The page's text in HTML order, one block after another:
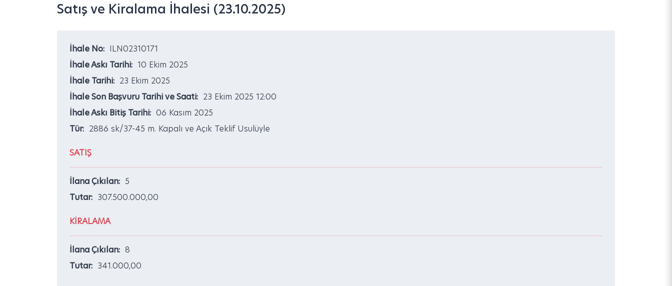
Satış ve Kiralama İhalesi (23.10.2025)
İhale No: ILN02310171
İhale Askı Tarihi: 10 Ekim 2025
İhale Tarihi: 23 Ekim 2025
İhale Son Başvuru Tarihi ve Saati: 23 Ekim 2025 12:00
İhale Askı Bitiş Tarihi: 06 Kasım 2025
Tür: 2886 sk/37-45 m. Kapalı ve Açık Teklif Usulüyle
SATIŞ
İlana Çıkılan: 5
Tutar: 307.500.000,00
KİRALAMA
İlana Çıkılan: 8
Tutar: 341.000,00